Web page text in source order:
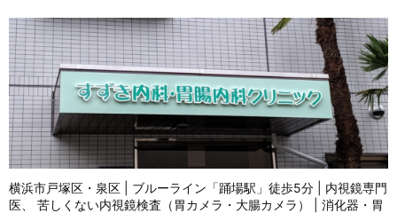
横浜市戸塚区・泉区 | ブルーライン「踊場駅」徒歩5分 | 内視鏡専門
医、 苦しくない内視鏡検査（胃カメラ・大腸カメラ） | 消化器・胃